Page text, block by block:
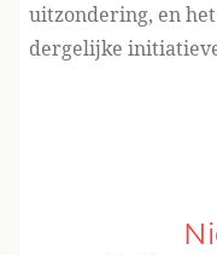
uitzondering, en
dergelijke